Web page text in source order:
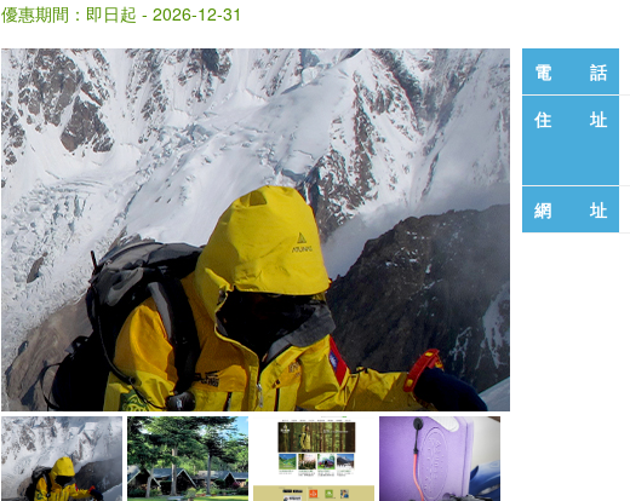
優惠期間：即日起 - 2026-12-31
電 話
住 址
網 址